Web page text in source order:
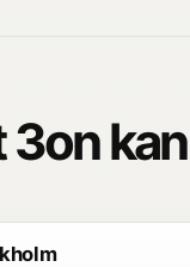
3on